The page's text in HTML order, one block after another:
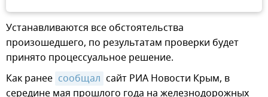
Устанавливаются все обстоятельства
произошедшего, по результатам проверки будет
принято процессуальное решение.
Как ранее сообщал сайт РИА Новости Крым, в
середине мая прошлого года на железнодорожных